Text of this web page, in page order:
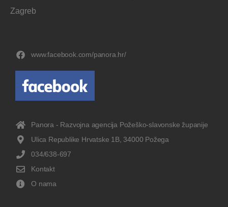
Zagreb
www.facebook.com/panora.hr/
Panora - Razvojna agencija Požeško-slavonske županije
Ulica Republike Hrvatske 1B, 34000 Požega
034/638-697
Kontakt
O nama